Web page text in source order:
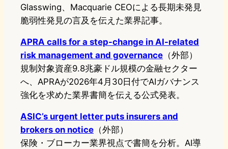
Glasswing、Macquarie CEOによる長期未発見
脆弱性発見の言及を伝えた業界記事。
APRA calls for a step-change in AI-related
risk management and governance （外部）
規制対象資産9.8兆豪ドル規模の金融セクター
へ、APRAが2026年4月30日付でAIガバナンス
強化を求めた業界書簡を伝える公式発表。
ASIC’s urgent letter puts insurers and
brokers on notice （外部）
保険・ブローカー業界視点で書簡を分析。AI導